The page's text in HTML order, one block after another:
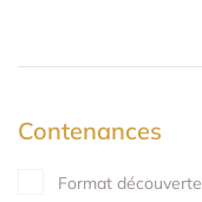
Contenances
Format découverte